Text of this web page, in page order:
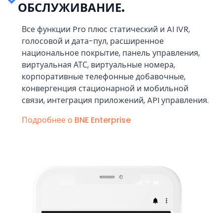
ОБСЛУЖИВАНИЕ.
Все функции Pro плюс статический и AI IVR,
голосовой и дата-пул, расширенное
национальное покрытие, панель управления,
виртуальная АТС, виртуальные номера,
корпоративные телефонные добавочные,
конвергенция стационарной и мобильной
связи, интеграция приложений, API управления.
Подробнее о BNE Enterprise